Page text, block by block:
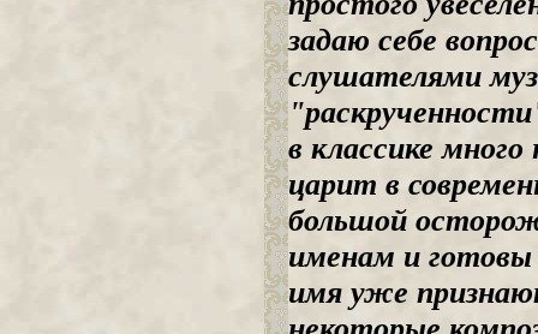
задаю себе
слушателями
в классике
царит в
большой
именам и готовы
имя уже